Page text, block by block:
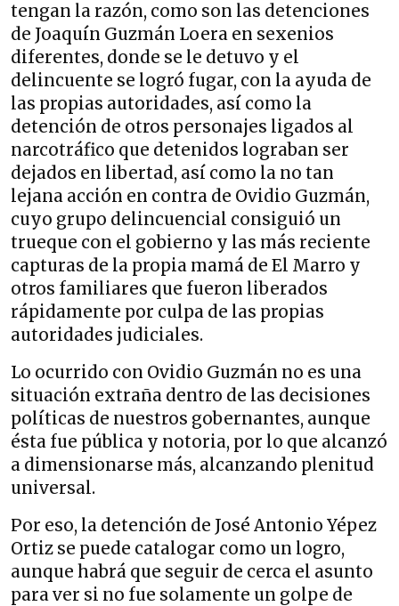
tengan la razón, como son las detenciones
de Joaquín Guzmán Loera en sexenios
diferentes, donde se le detuvo y el
delincuente se logró fugar, con la ayuda de
las propias autoridades, así como la
detención de otros personajes ligados al
narcotráfico que detenidos lograban ser
dejados en libertad, así como la no tan
lejana acción en contra de Ovidio Guzmán,
cuyo grupo delincuencial consiguió un
trueque con el gobierno y las más reciente
capturas de la propia mamá de El Marro y
otros familiares que fueron liberados
rápidamente por culpa de las propias
autoridades judiciales.
Lo ocurrido con Ovidio Guzmán no es una
situación extraña dentro de las decisiones
políticas de nuestros gobernantes, aunque
ésta fue pública y notoria, por lo que alcanzó
a dimensionarse más, alcanzando plenitud
universal.
Por eso, la detención de José Antonio Yépez
Ortiz se puede catalogar como un logro,
aunque habrá que seguir de cerca el asunto
para ver si no fue solamente un golpe de